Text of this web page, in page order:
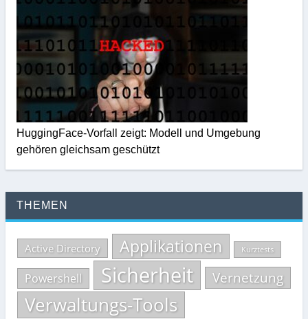
HuggingFace-Vorfall zeigt: Modell und Umgebung
gehören gleichsam geschützt
THEMEN
Active Directory Applikationen Kurztests
Powershell Sicherheit Vernetzung
Verwaltungs-Tools